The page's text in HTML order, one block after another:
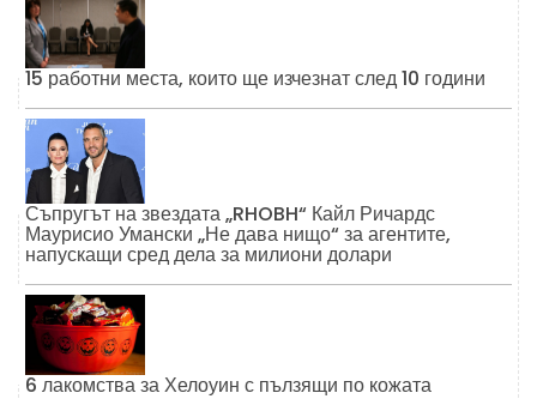
15 работни места, които ще изчезнат след 10 години
Съпругът на звездата „RHOBH“ Кайл Ричардс
Маурисио Умански „Не дава нищо“ за агентите,
напускащи сред дела за милиони долари
6 лакомства за Хелоуин с пълзящи по кожата